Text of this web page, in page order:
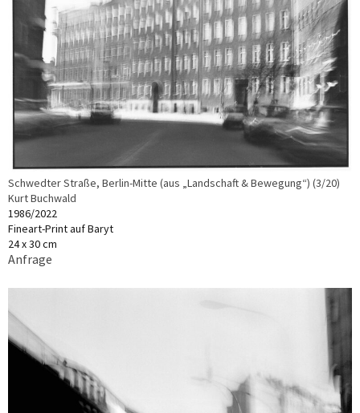
Schwedter Straße, Berlin-Mitte (aus „Landschaft & Bewegung“) (3/20)
Kurt Buchwald
1986/2022
Fineart-Print auf Baryt
24 x 30 cm
Anfrage